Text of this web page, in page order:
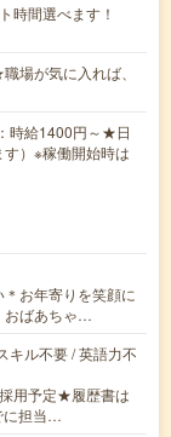
時間選べます！
が気に入れば、
時給1400円～★日
）※稼働開始時は
お年寄りを笑顔に
おばあちゃ…
キル不要 / 英語力不
用予定★履歴書は
に担当…